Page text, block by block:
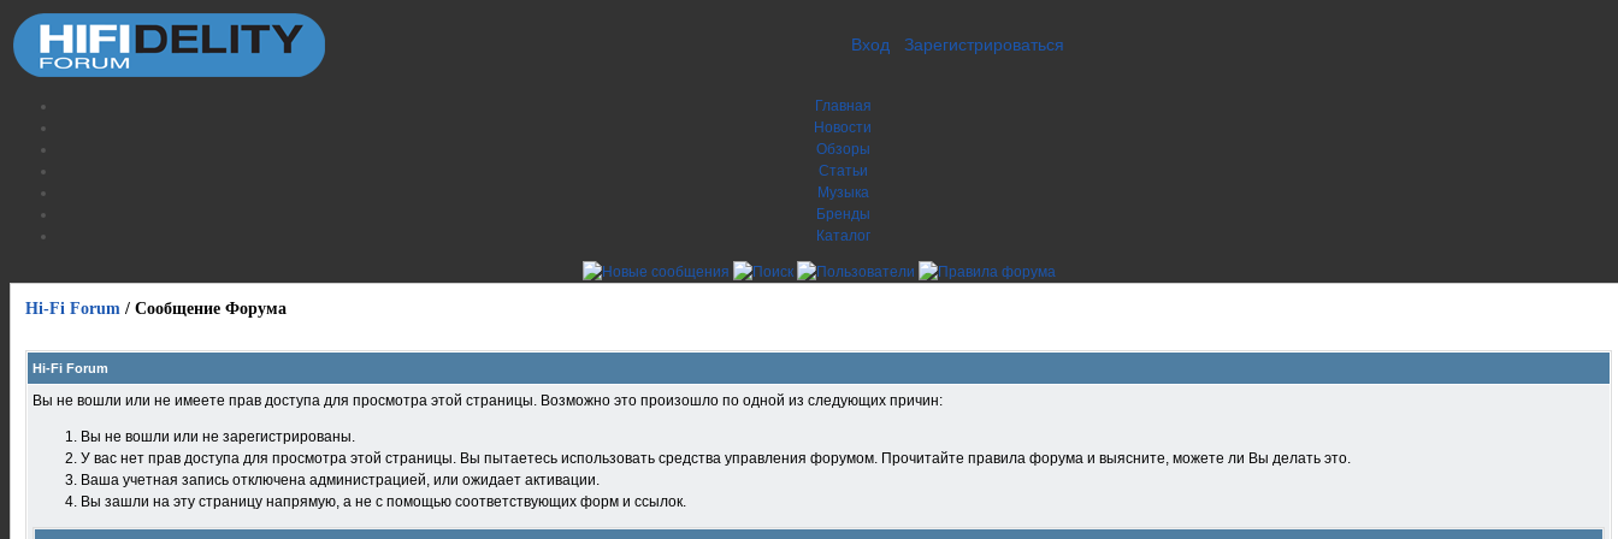
Вход Зарегистрироваться
Главная
Новости
Обзоры
Статьи
Музыка
Бренды
Каталог
Hi-Fi Forum / Сообщение Форума
Hi-Fi Forum
Вы не вошли или не имеете прав доступа для просмотра этой страницы. Возможно это произошло по одной из следующих причин:
Вы не вошли или не зарегистрированы.
У вас нет прав доступа для просмотра этой страницы. Вы пытаетесь использовать средства управления форумом. Прочитайте правила форума и выясните, можете ли Вы делать это.
Ваша учетная запись отключена администрацией, или ожидает активации.
Вы зашли на эту страницу напрямую, а не с помощью соответствующих форм и ссылок.